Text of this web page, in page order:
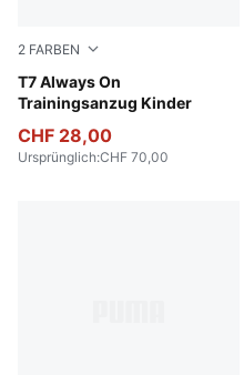
2 FARBEN
T7 Always On
Trainingsanzug Kinder
Puma Black
CHF 28,00
Ursprünglich:CHF 70,00